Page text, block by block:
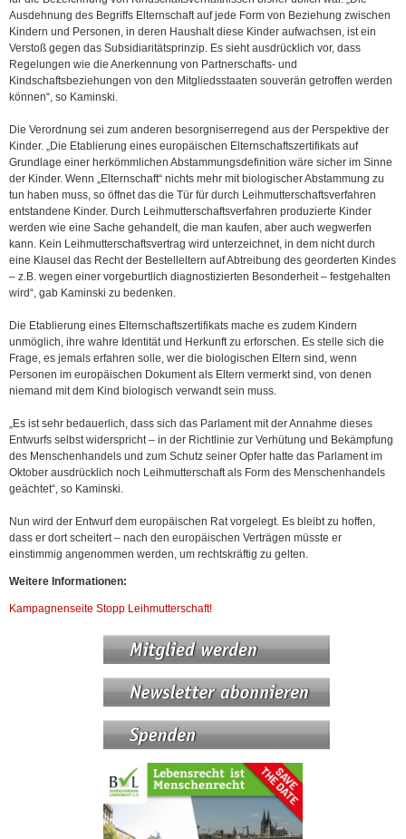
Ausdehnung des Begriffs Elternschaft auf jede Form von Beziehung zwischen
Kindern und Personen, in deren Haushalt diese Kinder aufwachsen, ist ein
Verstoß gegen das Subsidiaritätsprinzip. Es sieht ausdrücklich vor, dass
Regelungen wie die Anerkennung von Partnerschafts- und
Kindschaftsbeziehungen von den Mitgliedsstaaten souverän getroffen werden
können“, so Kaminski.
Die Verordnung sei zum anderen besorgniserregend aus der Perspektive der
Kinder. „Die Etablierung eines europäischen Elternschaftszertifikats auf
Grundlage einer herkömmlichen Abstammungsdefinition wäre sicher im Sinne
der Kinder. Wenn „Elternschaft“ nichts mehr mit biologischer Abstammung zu
tun haben muss, so öffnet das die Tür für durch Leihmutterschaftsverfahren
entstandene Kinder. Durch Leihmutterschaftsverfahren produzierte Kinder
werden wie eine Sache gehandelt, die man kaufen, aber auch wegwerfen
kann. Kein Leihmutterschaftsvertrag wird unterzeichnet, in dem nicht durch
eine Klausel das Recht der Bestelleltern auf Abtreibung des georderten Kindes
– z.B. wegen einer vorgeburtlich diagnostizierten Besonderheit – festgehalten
wird“, gab Kaminski zu bedenken.
Die Etablierung eines Elternschaftszertifikats mache es zudem Kindern
unmöglich, ihre wahre Identität und Herkunft zu erforschen. Es stelle sich die
Frage, es jemals erfahren solle, wer die biologischen Eltern sind, wenn
Personen im europäischen Dokument als Eltern vermerkt sind, von denen
niemand mit dem Kind biologisch verwandt sein muss.
„Es ist sehr bedauerlich, dass sich das Parlament mit der Annahme dieses
Entwurfs selbst widerspricht – in der Richtlinie zur Verhütung und Bekämpfung
des Menschenhandels und zum Schutz seiner Opfer hatte das Parlament im
Oktober ausdrücklich noch Leihmutterschaft als Form des Menschenhandels
geächtet“, so Kaminski.
Nun wird der Entwurf dem europäischen Rat vorgelegt. Es bleibt zu hoffen,
dass er dort scheitert – nach den europäischen Verträgen müsste er
einstimmig angenommen werden, um rechtskräftig zu gelten.
Weitere Informationen:
Kampagnenseite Stopp Leihmutterschaft!